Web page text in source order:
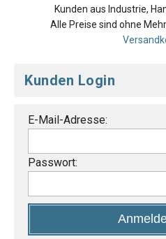
Kunden aus Industrie,
Alle Preise sind ohne
Kunden Login
E-Mail-Adresse:
Passwort: